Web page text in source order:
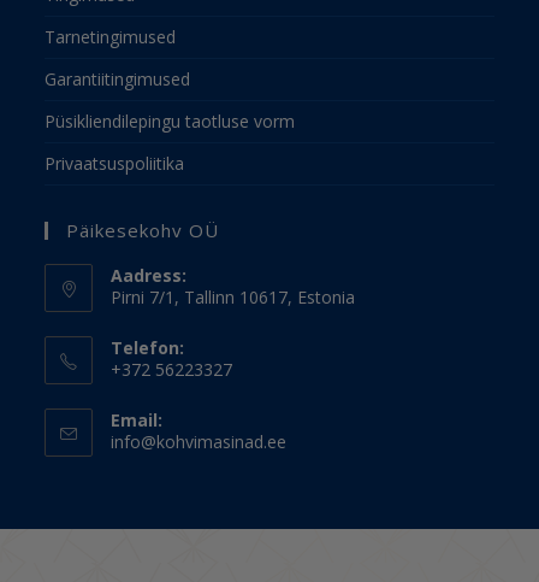
Tarnetingimused
Garantiitingimused
Püsikliendilepingu taotluse vorm
Privaatsuspoliitika
Päikesekohv OÜ
Aadress:
Pirni 7/1, Tallinn 10617, Estonia
Telefon:
+372 56223327
Email:
info@kohvimasinad.ee